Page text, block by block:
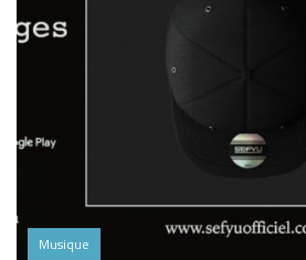
Musique